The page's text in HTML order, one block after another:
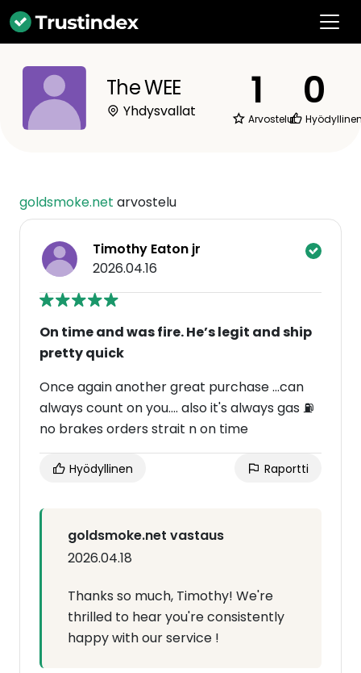
The WEE
Yhdysvallat 1
Arvostelut
0
goldsmoke.net arvostelu
Timothy Eaton jr
2026.04.16
On time and was fire. He’s legit and ship
pretty quick
Once again another great purchase ...can
always count on you.... also it's always gas ⛽️
no brakes orders strait n on time
Hyödyllinen Raportti
goldsmoke.net vastaus
2026.04.18
Thanks so much, Timothy! We're
thrilled to hear you're consistently
happy with our service !